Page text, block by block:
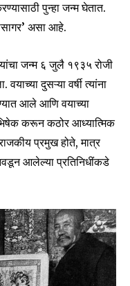
पुन्हा जन्म घेतात.
असा आहे.
जन्म ६ जुलै १९३५ रोजी
दुसऱ्या वर्षी त्यांना
आले आणि वयाच्या
करून कठोर आध्यात्मिक
प्रमुख होते, मात्र
आलेल्या प्रतिनिधींकडे